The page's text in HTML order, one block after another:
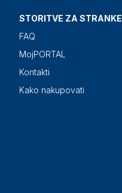
STORITVE ZA STRANKE
FAQ
MojPORTAL
Kontakti
Kako nakupovati